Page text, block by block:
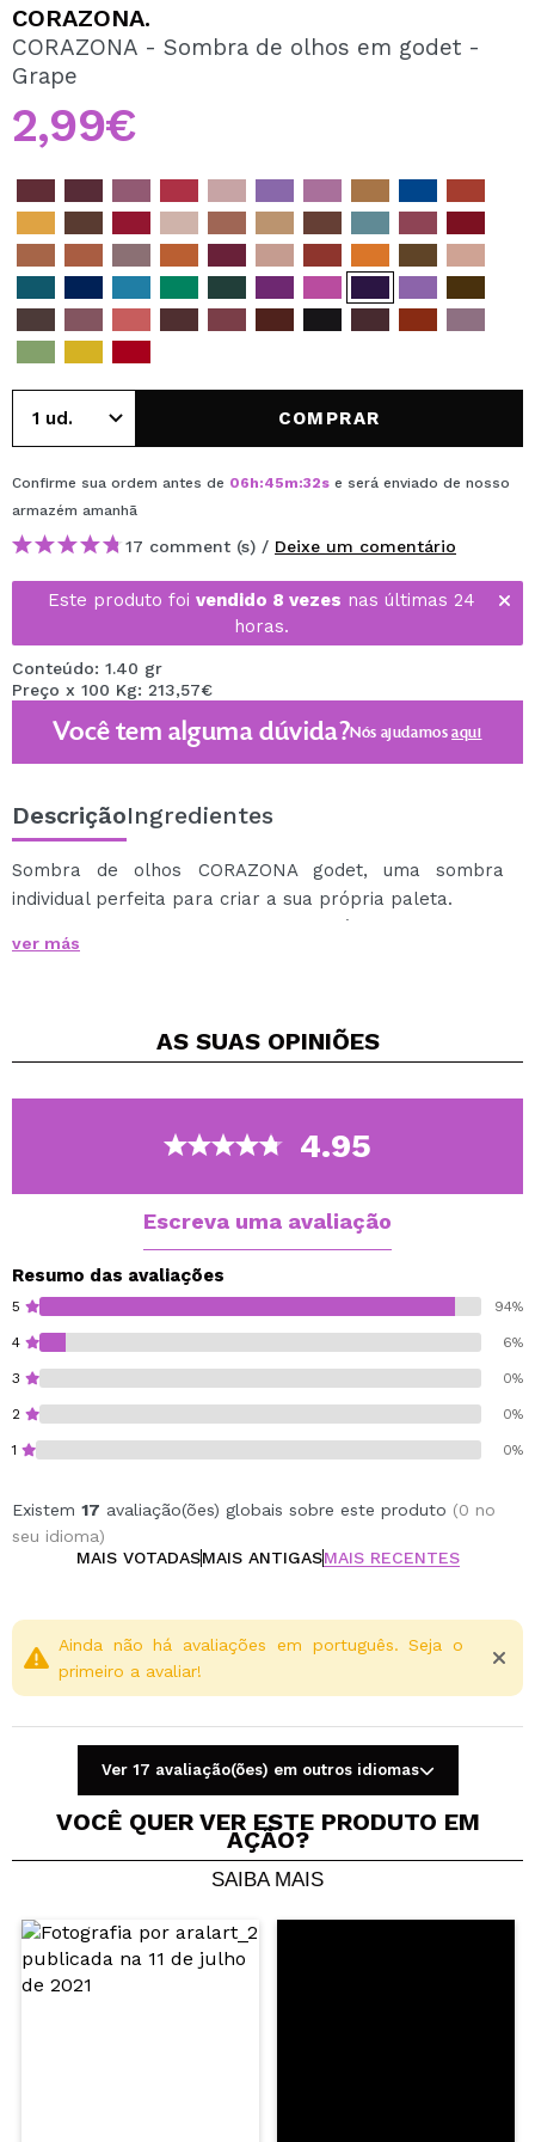
Ao criar uma conta no Maquibeauty.pt pode fazer as suas
compras rapidamente, verificar o estado das suas
CRIAR CONTA
CORAZONA.
CORAZONA - Sombra de olhos em godet -
Grape
2,99€
COMPRAR
Confirme sua ordem antes de 06h:45m:31se será enviado de nosso
armazém amanhã
17 comment (s) / Deixe um comentário
Este produto foi vendido 8 vezes nas últimas 24
horas.
Conteúdo: 1.40 gr
Preço x 100 Kg: 213,57€
Você tem alguma dúvida?Nós ajudamosaqui
DescriçãoIngredientes
Sombra de olhos CORAZONA godet, uma sombra
individual perfeita para criar a sua própria paleta.
Sombras godê super pigmentadas, fáceis de aplicar e
mesclar, que vão te ajudar a criar looks mais incríveis.
encontrará sombras mate, metalizadas e
Você apenas tem que escolher seus tons favoritos
para criar a paleta dos seus sonhos.
magnéticas vazias da mesma marca CORAZONA.
Cruelty free.
Vegan.
ver más
AS SUAS OPINIÕES
4.95
Escreva uma avaliação
Resumo das avaliações
5 94%
4 6%
3 0%
2 0%
1 0%
Existem 17 avaliação(ões) globais sobre este produto (0 no
seu idioma)
MAIS VOTADASMAIS ANTIGASMAIS RECENTES
Compartilhar um vídeo ou uma foto
Seu vídeo pode ser o primeiro. Imagine isso...
Ainda não há avaliações em português. Seja o
primeiro a avaliar!
Ver 17 avaliação(ões) em outros idiomas
VOCÊ QUER VER ESTE PRODUTO EM
AÇÃO?
SAIBA MAIS